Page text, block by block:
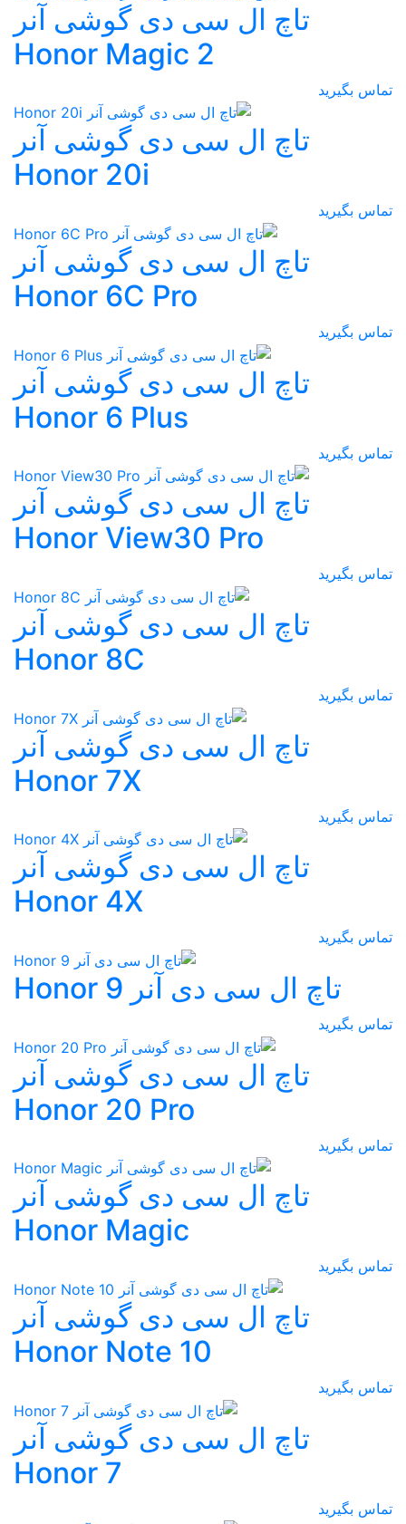
تاچ ال سی دی گوشی آنر
Honor Magic 2
تماس بگیرید
تاچ ال سی دی گوشی آنر
Honor 20i
تماس بگیرید
تاچ ال سی دی گوشی آنر
Honor 6C Pro
تماس بگیرید
تاچ ال سی دی گوشی آنر
Honor 6 Plus
تماس بگیرید
تاچ ال سی دی گوشی آنر
Honor View30 Pro
تماس بگیرید
تاچ ال سی دی گوشی آنر
Honor 8C
تماس بگیرید
تاچ ال سی دی گوشی آنر
Honor 7X
تماس بگیرید
تاچ ال سی دی گوشی آنر
Honor 4X
تماس بگیرید
تاچ ال سی دی آنر Honor 9
تماس بگیرید
تاچ ال سی دی گوشی آنر
Honor 20 Pro
تماس بگیرید
تاچ ال سی دی گوشی آنر
Honor Magic
تماس بگیرید
تاچ ال سی دی گوشی آنر
Honor Note 10
تماس بگیرید
تاچ ال سی دی گوشی آنر
Honor 7
تماس بگیرید